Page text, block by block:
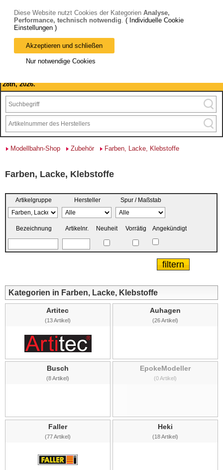
Bitte beachten Sie: wir machen Betriebsferien, vom 03. bis 28.
August 2026 haben wir geschlossen.
28th, 2026.
Modellbahn-Shop Zubehör Farben, Lacke, Klebstoffe
Farben, Lacke, Klebstoffe
Artikelgruppe Hersteller Spur / Maßstab
Bezeichnung Artikelnr. Neuheit Vorrätig Angekündigt
Kategorien in Farben, Lacke, Klebstoffe
Artitec
(13 Artikel)
Auhagen
(26 Artikel)
Busch
(8 Artikel)
EpokeModeller
(0 Artikel)
Faller
(77 Artikel)
Heki
(18 Artikel)
Diese Website nutzt Cookies der Kategorien Analyse,
Performance, technisch notwendig. ( Individuelle Cookie
Einstellungen )
Akzeptieren und schließen
Nur notwendige Cookies